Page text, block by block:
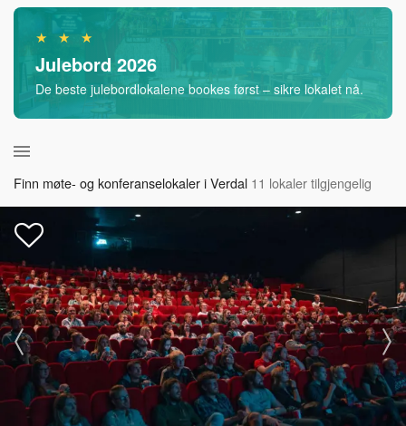
★ ★ ★
Julebord 2026
De beste julebordlokalene bookes først – sikre lokalet nå.
Finn møte- og konferanselokaler i Verdal 11 lokaler tilgjengelig